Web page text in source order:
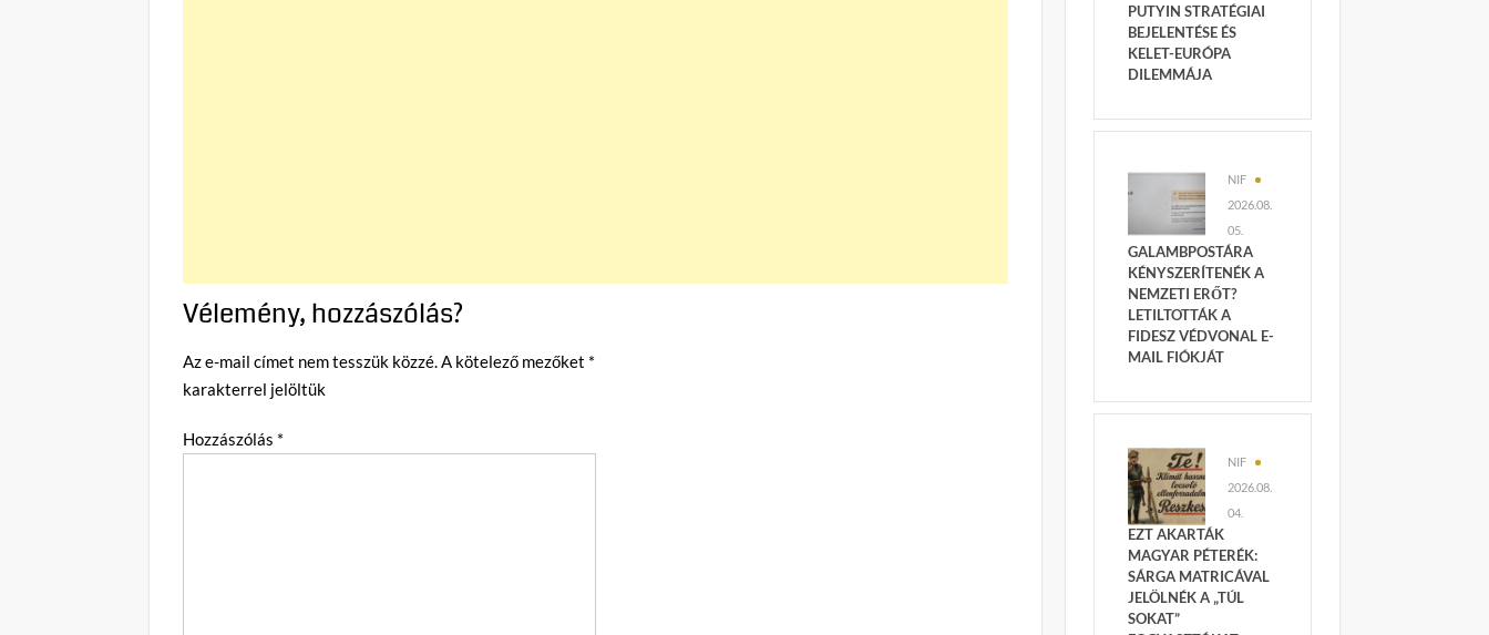
Vélemény, hozzászólás?
Az e-mail címet nem tesszük közzé.A kötelező mezőket *
karakterrel jelöltük
Hozzászólás *
PUTYIN STRATÉGIAI
BEJELENTÉSE ÉS
KELET-EURÓPA
DILEMMÁJA
NIF
2026.08.
05.
GALAMBPOSTÁRA
KÉNYSZERÍTENÉK A
NEMZETI ERŐT?
LETILTOTTÁK A
FIDESZ VÉDVONAL E-
MAIL FIÓKJÁT
NIF
2026.08.
04.
EZT AKARTÁK
MAGYAR PÉTERÉK:
SÁRGA MATRICÁVAL
JELÖLNÉK A „TÚL
SOKAT”